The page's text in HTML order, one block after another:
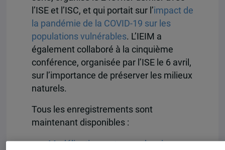
l’ISE et l’ISC, et qui portait sur l’impact de
la pandémie de la COVID-19 sur les
populations vulnérables. L’IEIM a
également collaboré à la cinquième
conférence, organisée par l’ISE le 6 avril,
sur l’importance de préserver les milieux
naturels.
Tous les enregistrements sont
maintenant disponibles :
Modélisation en temps de crise